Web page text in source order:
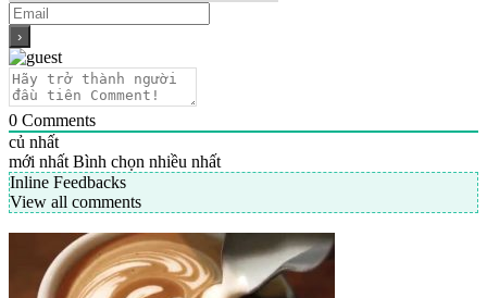
0 Comments
củ nhất
mới nhất Bình chọn nhiều nhất
Inline Feedbacks
View all comments